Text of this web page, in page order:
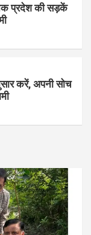
प्रदेश की सड़कें
करें, अपनी सोच